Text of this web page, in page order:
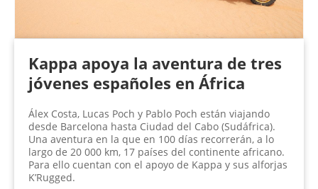
Kappa apoya la aventura de tres
jóvenes españoles en África
Álex Costa, Lucas Poch y Pablo Poch están viajando
desde Barcelona hasta Ciudad del Cabo (Sudáfrica).
Una aventura en la que en 100 días recorrerán, a lo
largo de 20 000 km, 17 países del continente africano.
Para ello cuentan con el apoyo de Kappa y sus alforjas
K’Rugged.